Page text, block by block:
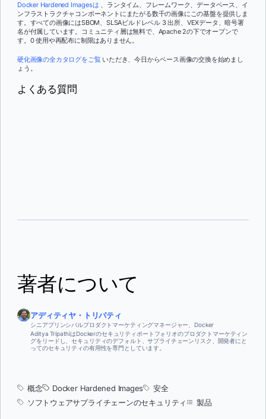
Docker Hardened Imagesは 、ランタイム、フレームワーク、データベース、イ
ンフラストラクチャコンポーネントにまたがる数千の画像にこの基盤を提供しま
す。すべての画像にはSBOM、SLSAビルドレベル 3 出所、VEXデータ、暗号署
名が付属しています。コミュニティ層は無料で、Apache 2の下でオープンで
す。0 使用や再配布に制限はありません。
硬化画像の全カタログをご覧いただき、今日からベース画像の交換を始めまし
ょう。
よくある質問
著者について
アディティヤ・トリパティ
シニアプリンシパルプロダクトマーケティングマネージャー、Docker
Aditya TripathiはDockerのセキュリティポートフォリオのプロダクトマーケティン
グをリードし、セキュリティのデフォルト、サプライチェーンリスク、開発者にと
ってのセキュリティの有用性を専門としています。
概念 Docker Hardened Images
安全
ソフトウェアサプライチェーンのセキュリティ
製品